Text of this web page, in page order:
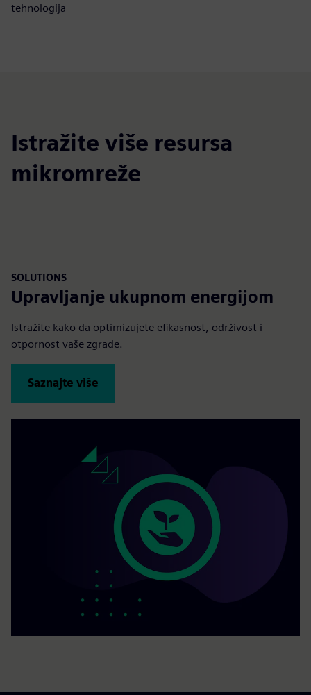
tehnologija
Istražite više resursa
mikromreže
SOLUTIONS
Upravljanje ukupnom energijom
Istražite kako da optimizujete efikasnost, održivost i
otpornost vaše zgrade.
Saznajte više